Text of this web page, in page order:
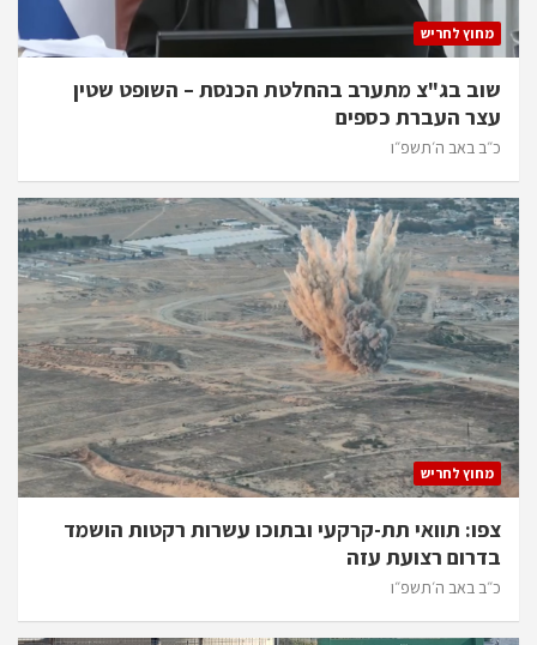
מחוץ לחריש
שוב בג"צ מתערב בהחלטת הכנסת – השופט שטין
עצר העברת כספים
כ״ב באב ה׳תשפ״ו
מחוץ לחריש
צפו: תוואי תת-קרקעי ובתוכו עשרות רקטות הושמד
בדרום רצועת עזה
כ״ב באב ה׳תשפ״ו